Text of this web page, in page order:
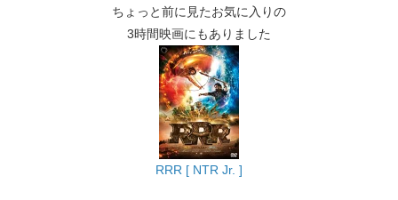
ちょっと前に見たお気に入りの
3時間映画にもありました
RRR [ NTR Jr. ]